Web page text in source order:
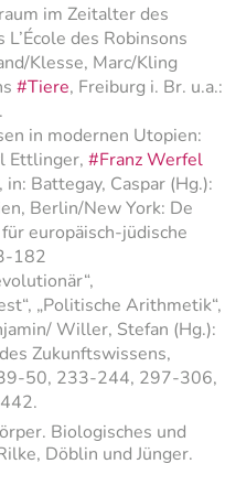
im Zeitalter des
des Robinsons
Klesse, Marc/Kling
#Tiere, Freiburg i. Br. u.a.:
in modernen Utopien:
Ettlinger, #Franz Werfel
Battegay, Caspar (Hg.):
Berlin/New York: De
europäisch-jüdische
182
„Politische Arithmetik“,
Willer, Stefan (Hg.):
Zukunftswissens,
50, 233-244, 297-306,
Biologisches und
Döblin und Jünger.